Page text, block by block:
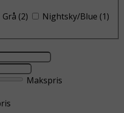
Grå (2) Nightsky/Blue (1)
Makspris